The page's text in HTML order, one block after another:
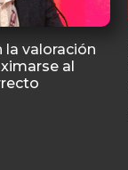
la valoración
al